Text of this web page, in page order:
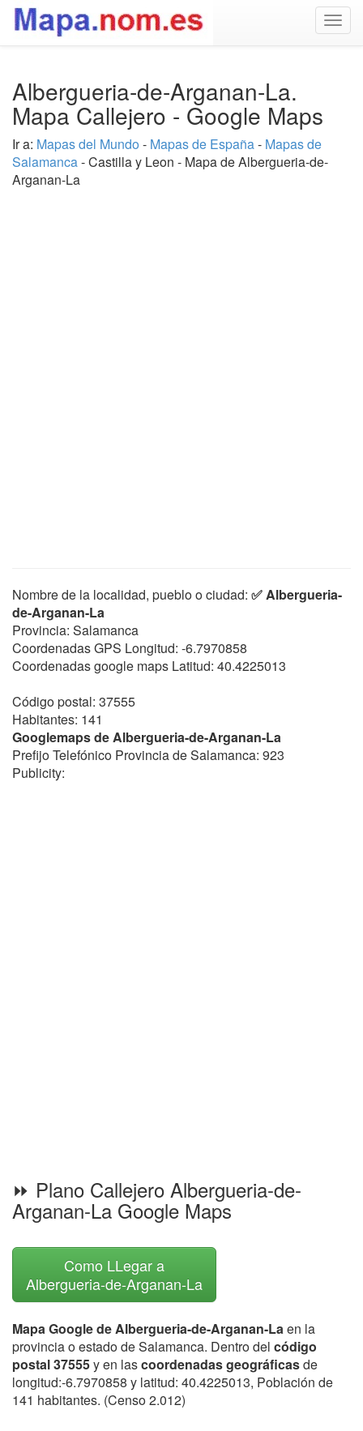
Albergueria-de-Arganan-La.
Mapa Callejero - Google Maps
Ir a: Mapas del Mundo - Mapas de España- Mapas de
Salamanca- Castilla y Leon - Mapa de Albergueria-de-
Arganan-La
Nombre de la localidad, pueblo o ciudad: ✅ Albergueria-
de-Arganan-La
Provincia: Salamanca
Coordenadas GPS Longitud: -6.7970858
Coordenadas google maps Latitud: 40.4225013
Código postal: 37555
Habitantes: 141
Googlemaps de Albergueria-de-Arganan-La
Prefijo Telefónico Provincia de Salamanca: 923
Publicity:
⏩ Plano Callejero Albergueria-de-
Arganan-La Google Maps
Como LLegar a
Albergueria-de-Arganan-La
Mapa Google de Albergueria-de-Arganan-Laen la
provincia o estado de Salamanca. Dentro del código
postal 37555y en lascoordenadas geográficasde
longitud:-6.7970858 y latitud: 40.4225013, Población de
141 habitantes. (Censo 2.012)